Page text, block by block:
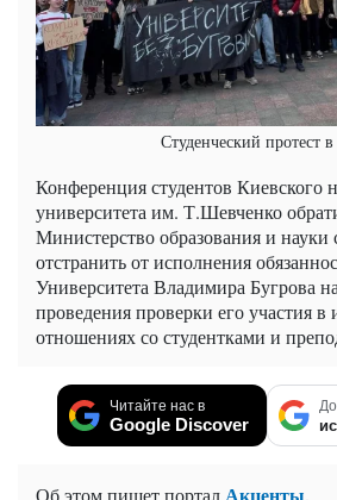
Студенческий протест
Конференция студентов Киевского
университета им. Т.Шевченко
Министерство образования и науки
отстранить от исполнения
Университета Владимира Бугрова
проведения проверки его участия
отношениях со студентками и
Читайте нас в
Google Discover
Об этом пишет портал .